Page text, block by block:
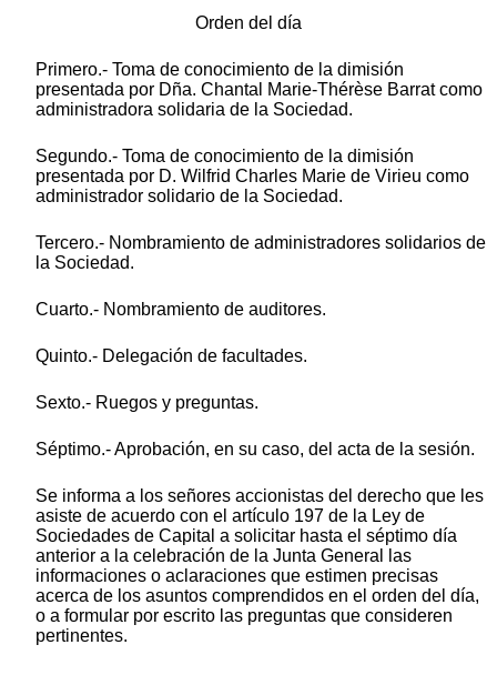
Orden del día
Primero.- Toma de conocimiento de la dimisión
presentada por Dña. Chantal Marie-Thérèse Barrat como
administradora solidaria de la Sociedad.
Segundo.- Toma de conocimiento de la dimisión
presentada por D. Wilfrid Charles Marie de Virieu como
administrador solidario de la Sociedad.
Tercero.- Nombramiento de administradores solidarios de
la Sociedad.
Cuarto.- Nombramiento de auditores.
Quinto.- Delegación de facultades.
Sexto.- Ruegos y preguntas.
Séptimo.- Aprobación, en su caso, del acta de la sesión.
Se informa a los señores accionistas del derecho que les
asiste de acuerdo con el artículo 197 de la Ley de
Sociedades de Capital a solicitar hasta el séptimo día
anterior a la celebración de la Junta General las
informaciones o aclaraciones que estimen precisas
acerca de los asuntos comprendidos en el orden del día,
o a formular por escrito las preguntas que consideren
pertinentes.